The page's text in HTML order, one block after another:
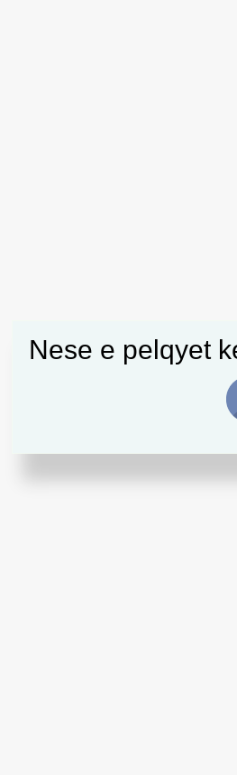
Nese e pelqyet